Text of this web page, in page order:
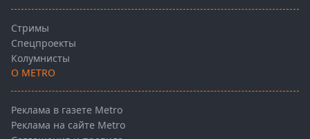
Стримы
Спецпроекты
Колумнисты
О METRO
Реклама в газете Metro
Реклама на сайте Metro